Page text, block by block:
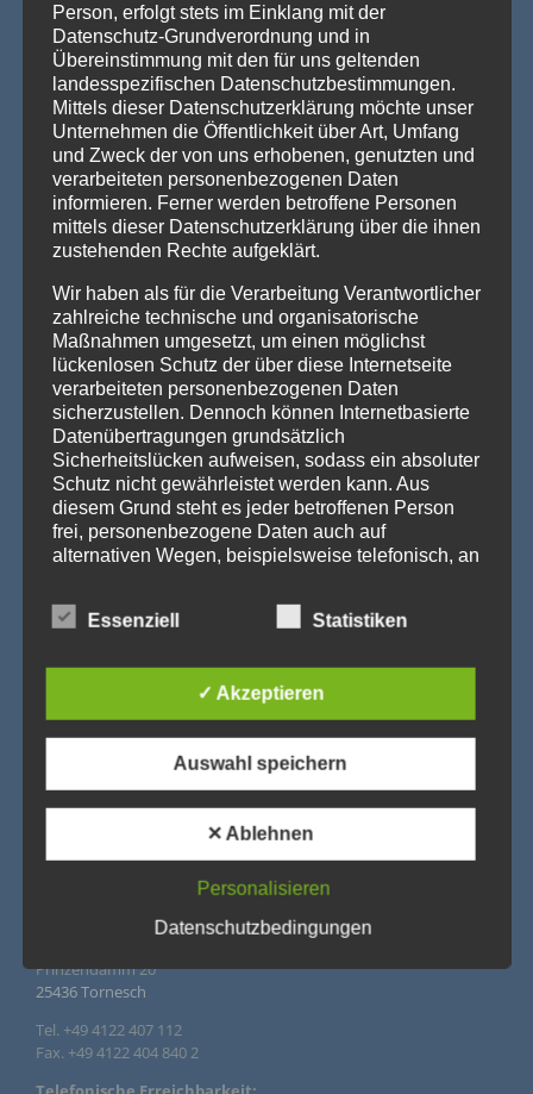
Wenn eine ganze Stadt im Halloween-Fieber ist…
Willkommen in Arnstadt! Zum 25. Mal verwandelt sich
Arnstadt zur [...] Weiterlesen »
PRODUKTSUCHE
Agentur Rindle – Trends for Events
Prinzendamm 20
25436 Tornesch
Tel. +49 4122 407 112
Fax. +49 4122 404 840 2
Person, erfolgt stets im Einklang mit der
Datenschutz-Grundverordnung und in
Übereinstimmung mit den für uns geltenden
landesspezifischen Datenschutzbestimmungen.
Mittels dieser Datenschutzerklärung möchte unser
Unternehmen die Öffentlichkeit über Art, Umfang
und Zweck der von uns erhobenen, genutzten und
verarbeiteten personenbezogenen Daten
informieren. Ferner werden betroffene Personen
mittels dieser Datenschutzerklärung über die ihnen
zustehenden Rechte aufgeklärt.
Wir haben als für die Verarbeitung Verantwortlicher
zahlreiche technische und organisatorische
Maßnahmen umgesetzt, um einen möglichst
lückenlosen Schutz der über diese Internetseite
verarbeiteten personenbezogenen Daten
sicherzustellen. Dennoch können Internetbasierte
Datenübertragungen grundsätzlich
Sicherheitslücken aufweisen, sodass ein absoluter
Schutz nicht gewährleistet werden kann. Aus
diesem Grund steht es jeder betroffenen Person
frei, personenbezogene Daten auch auf
alternativen Wegen, beispielsweise telefonisch, an
Begriffsbestimmungen
Die Datenschutzerklärung beruht auf den Begrifflichkeiten, die
durch den Europäischen Richtlinien- und Verordnungsgeber
beim Erlass der Datenschutz-Grundverordnung (DS-GVO)
verwendet wurden. Unsere Datenschutzerklärung soll sowohl
für die Öffentlichkeit als auch für unsere Kunden und
Geschäftspartner einfach lesbar und verständlich sein. Um
dies zu gewährleisten, möchten wir vorab die verwendeten
Begrifflichkeiten erläutern.
Wir verwenden in dieser Datenschutzerklärung
a) personenbezogene Daten
Personenbezogene Daten sind alle Informationen, die
natürliche Person (im Folgenden „betroffene Person")
beziehen. Als identifizierbar wird eine natürliche Person
angesehen, die direkt oder indirekt, insbesondere
Essenziell Statistiken
✓ Akzeptieren
Auswahl speichern
✕ Ablehnen
Personalisieren
Datenschutzbedingungen